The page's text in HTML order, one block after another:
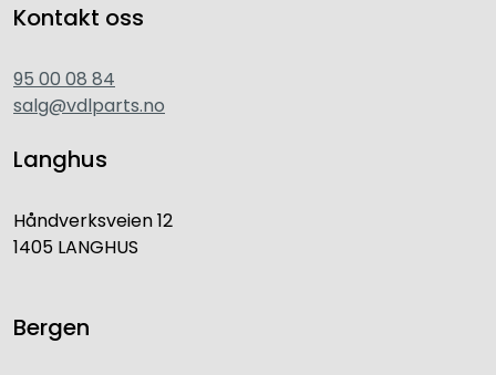
Kontakt oss
95 00 08 84
salg@vdlparts.no
Langhus
Håndverksveien 12
1405 LANGHUS
Bergen